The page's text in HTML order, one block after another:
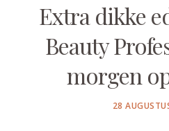
Extra dikke
Beauty
morgen
POSTED
28